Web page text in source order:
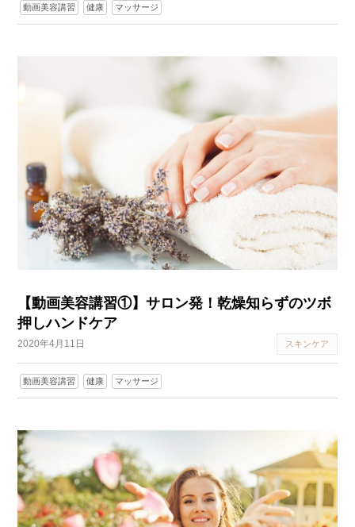
動画美容講習 健康 マッサージ
【動画美容講習①】サロン発！乾燥知らずのツボ
押しハンドケア
2020年4月11日 スキンケア
動画美容講習 健康 マッサージ